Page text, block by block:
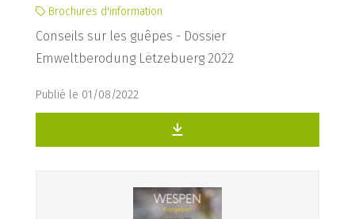
Brochures d'information
Conseils sur les guêpes - Dossier
Emweltberodung Lëtzebuerg 2022
Publié le 01/08/2022